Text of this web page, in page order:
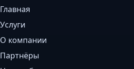
Главная
Услуги
О компании
Партнёры